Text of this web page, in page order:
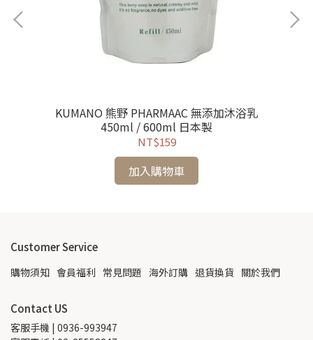
KUMANO 熊野 PHARMAAC 無添加沐浴乳
450ml / 600ml 日本製
NT$159
加入購物車
Customer Service
購物須知 會員福利 常見問題 海外訂購 退貨換貨 關於我們
Contact US
客服手機 | 0936-993947